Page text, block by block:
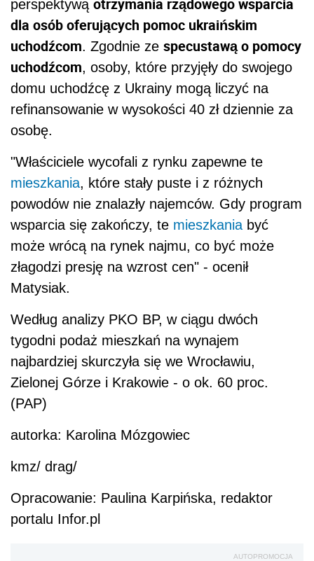
perspektywą
dla osób oferujących pomoc ukraińskim
uchodźcom. Zgodnie ze specustawą o pomocy
uchodźcom, osoby, które przyjęły do swojego
domu uchodźcę z Ukrainy mogą liczyć na
refinansowanie w wysokości 40 zł dziennie za
osobę.
"Właściciele wycofali z rynku zapewne te
mieszkania, które stały puste i z różnych
powodów nie znalazły najemców. Gdy program
wsparcia się zakończy, te mieszkania być
może wrócą na rynek najmu, co być może
złagodzi presję na wzrost cen" - ocenił
Matysiak.
Według analizy PKO BP, w ciągu dwóch
tygodni podaż mieszkań na wynajem
najbardziej skurczyła się we Wrocławiu,
Zielonej Górze i Krakowie - o ok. 60 proc.
(PAP)
autorka: Karolina Mózgowiec
kmz/ drag/
Opracowanie: Paulina Karpińska, redaktor
portalu Infor.pl
AUTOPROMOCJA